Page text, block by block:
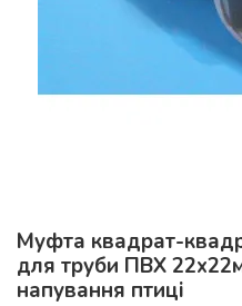
Муфта квадрат-
для труби ПВХ
напування птиці